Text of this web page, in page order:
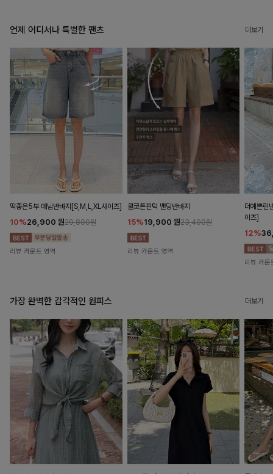
언제 어디서나 특별한 팬츠 더보기
딱좋은5부 데님반바지[S,M,L,XL사이즈]
10%26,900 원29,800원
리뷰 카운트 영역
쿨코튼핀턱 밴딩반바지
15%19,900 원23,400원
리뷰 카운트 영역
더예쁜린
이즈]
12%
리뷰 카운
가장 완벽한 감각적인 원피스 더보기